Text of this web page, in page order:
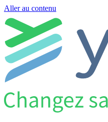
Aller au contenu